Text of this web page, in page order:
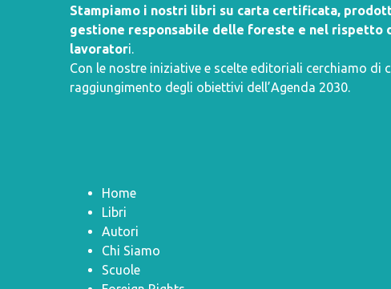
Stampiamo i nostri libri su carta certificata,
gestione responsabile delle foreste e nel rispetto
lavoratori.
Con le nostre iniziative e scelte editoriali cerchiamo di
raggiungimento degli obiettivi dell’Agenda 2030.
Home
Libri
Autori
Chi Siamo
Scuole